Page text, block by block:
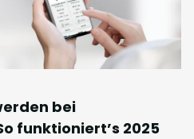
bei
funktioniert’s 2025